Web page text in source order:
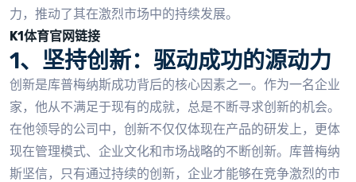
力，推动了其在激烈市场中的持续发展。
K1体育官网链接
1、坚持创新：驱动成功的源动力
创新是库普梅纳斯成功背后的核心因素之一。作为一名企业
家，他从不满足于现有的成就，总是不断寻求创新的机会。
在他领导的公司中，创新不仅仅体现在产品的研发上，更体
现在管理模式、企业文化和市场战略的不断创新。库普梅纳
斯坚信，只有通过持续的创新，企业才能够在竞争激烈的市